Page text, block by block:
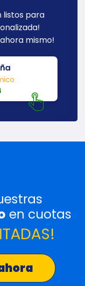
listos para
mismo!
en cuotas